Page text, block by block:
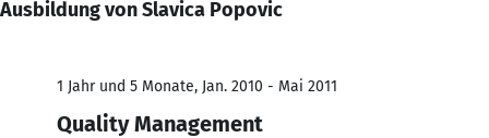
Ausbildung von Slavica Popovic
1 Jahr und 5 Monate, Jan. 2010 - Mai 2011
Quality Management